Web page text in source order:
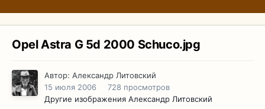
Opel Astra G 5d 2000 Schuco.jpg
Автор: Александр Литовский
15 июля 2006
728 просмотров
Другие изображения Александр Литовский